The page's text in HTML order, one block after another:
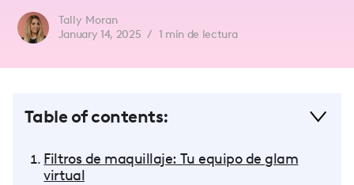
Tally Moran
January 14, 2025 / 1 min de lectura
Table of contents:
Filtros de maquillaje: Tu equipo de glam
virtual